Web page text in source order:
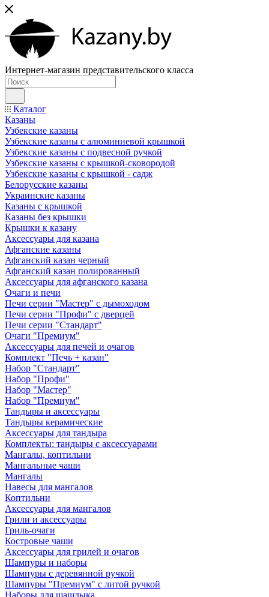
Интернет-магазин представительского класса
Каталог
Казаны
Узбекские казаны
Узбекские казаны с алюминиевой крышкой
Узбекские казаны с подвесной ручкой
Узбекские казаны с крышкой-сковородой
Узбекские казаны с крышкой - садж
Белорусские казаны
Украинские казаны
Казаны с крышкой
Казаны без крышки
Крышки к казану
Аксессуары для казана
Афганские казаны
Афганский казан черный
Афганский казан полированный
Аксессуары для афганского казана
Очаги и печи
Печи серии "Мастер" с дымоходом
Печи серии "Профи" с дверцей
Печи серии "Стандарт"
Очаги "Премиум"
Аксессуары для печей и очагов
Комплект "Печь + казан"
Набор "Стандарт"
Набор "Профи"
Набор "Мастер"
Набор "Премиум"
Тандыры и аксессуары
Тандыры керамические
Аксессуары для тандыра
Комплекты: тандыры с аксессуарами
Мангалы, коптильни
Мангальные чаши
Мангалы
Навесы для мангалов
Коптильни
Аксессуары для мангалов
Грили и аксессуары
Гриль-очаги
Костровые чаши
Аксессуары для грилей и очагов
Шампуры и наборы
Шампуры с деревянной ручкой
Шампуры "Премиум" с литой ручкой
Наборы для шашлыка